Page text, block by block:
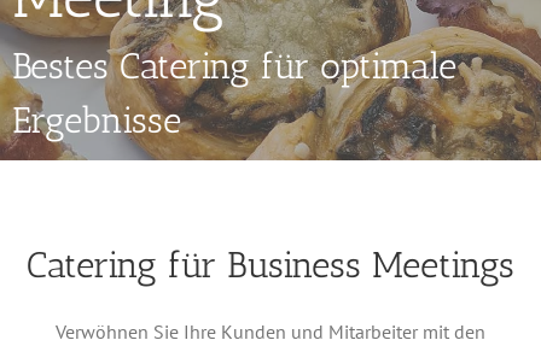
Bestes Catering für optimale
Ergebnisse
Catering für Business Meetings
Verwöhnen Sie Ihre Kunden und Mitarbeiter mit den